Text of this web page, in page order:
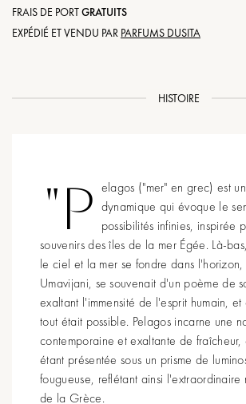
FRAIS DE PORTGRATUITS
EXPÉDIÉ ET VENDU PAR PARFUMS DUSITA
HISTOIRE
"P elagos ("mer" en grec) est
dynamique qui évoque le
possibilités infinies, inspirée
souvenirs des îles de la mer Égée. Là-
le ciel et la mer se fondre dans l'horizon,
Umavijani, se souvenait d'un poème de
exaltant l'immensité de l'esprit humain, et
tout était possible. Pelagos incarne une
contemporaine et exaltante de fraîcheur,
étant présentée sous un prisme de
fougueuse, reflétant ainsi l'extraordinaire
de la Grèce.